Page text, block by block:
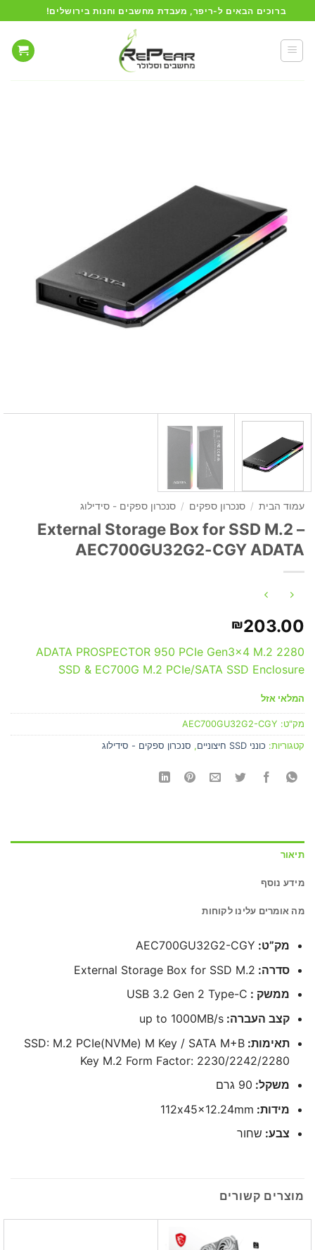
to
content
ברוכים הבאים ל-ריפר, מעבדת מחשבים וחנות בירושלים!
עמוד הבית / סנכרון ספקים / סנכרון ספקים - סידילוג
External Storage Box for SSD M.2 –
AEC700GU32G2-CGY ADATA
₪203.00
ADATA PROSPECTOR 950 PCIe Gen3x4 M.2 2280
SSD & EC700G M.2 PCIe/SATA SSD Enclosure
המלאי אזל
מק"ט: AEC700GU32G2-CGY
קטגוריות: כונני SSD חיצוניים , סנכרון ספקים - סידילוג
תיאור
מידע נוסף
מה אומרים עלינו לקוחות
מק”ט: AEC700GU32G2-CGY
סדרה: External Storage Box for SSD M.2
ממשק : USB 3.2 Gen 2 Type-C
קצב העברה: up to 1000MB/s
תאימות: SSD: M.2 PCIe(NVMe) M Key / SATA M+B
Key M.2 Form Factor: 2230/2242/2280
משקל: 90 גרם
מידות: 112x45x12.24mm
צבע: שחור
מוצרים קשורים